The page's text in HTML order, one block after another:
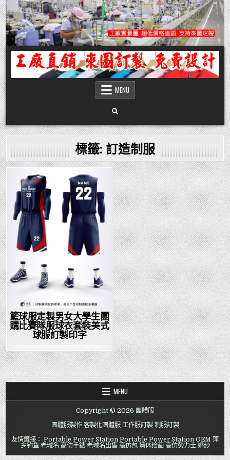
Skip
to
content
團體服
團體服製作,公司企業工作制服POLO衫T恤訂製推薦,做班系校服定製價格,台灣香
港客製化衣服裝工廠商
MENU
標籤: 訂造制服
Posted
in
籃球服定製男女大學生團
購比賽隊服球衣套裝美式
球服訂製印字
MENU
Copyright © 2026 團體服
團體服製作 客製化團體服 工作服訂製 制服訂製
友情鏈接： Portable Power Station Portable Power Station OEM 萍
乡钓鱼 老域名 高仿手錶 老域名出售 高仿包 墙体绘画 高仿勞力士 婚纱